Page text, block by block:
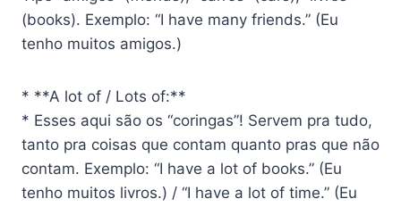
(books). Exemplo: “I have many friends.” (Eu
tenho muitos amigos.)
* **A lot of / Lots of:**
* Esses aqui são os “coringas”! Servem pra tudo,
tanto pra coisas que contam quanto pras que não
contam. Exemplo: “I have a lot of books.” (Eu
tenho muitos livros.) / “I have a lot of time.” (Eu